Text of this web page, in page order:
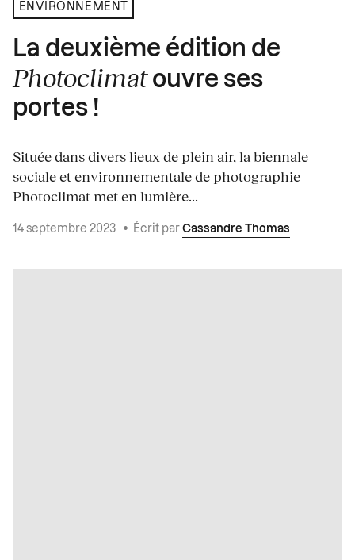
ENVIRONNEMENT
La deuxième édition de
Photoclimatouvre ses
portes !
Située dans divers lieux de plein air, la biennale
sociale et environnementale de photographie
Photoclimat met en lumière...
14 septembre 2023 • Écrit par Cassandre Thomas